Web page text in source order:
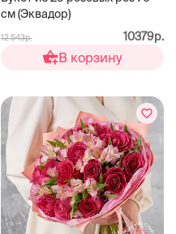
см (Эквадор)
12 543р. 10379р.
В корзину